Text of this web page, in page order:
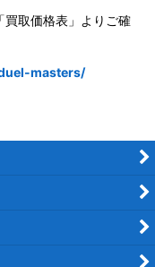
買取価格表」よりご確
masters/